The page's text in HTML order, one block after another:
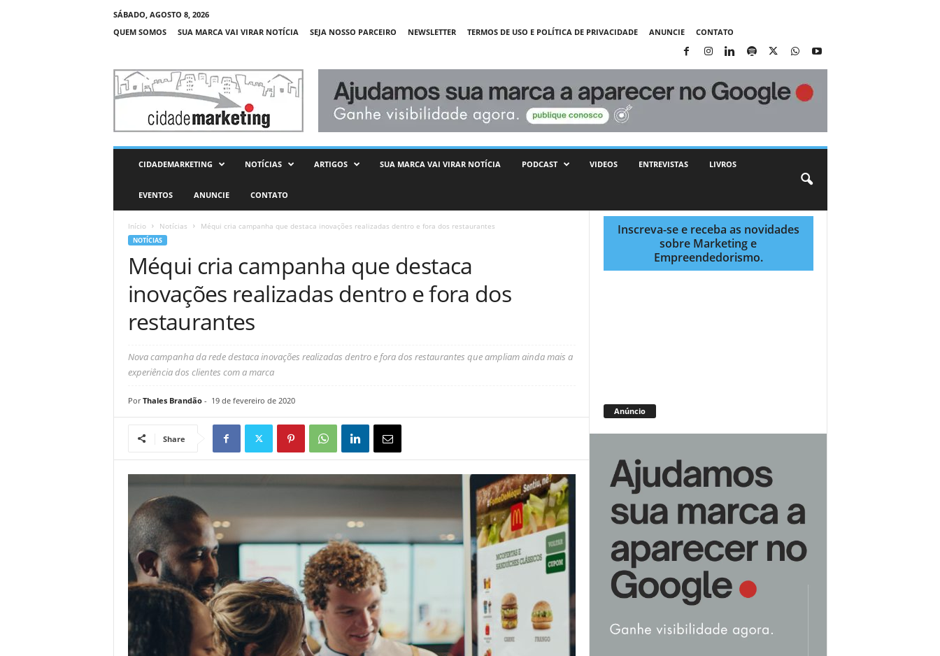
SÁBADO, AGOSTO 8, 2026
QUEM SOMOS
SUA MARCA VAI VIRAR NOTÍCIA SEJA NOSSO PARCEIRO NEWSLETTER TERMOS DE USO E POLÍTICA DE PRIVACIDADE ANUNCIE CONTATO
C
d
CIDADEMARKETING NOTÍCIAS ARTIGOS SUA MARCA VAI VIRAR NOTÍCIA PODCAST VIDEOS ENTREVISTAS LIVROS
EVENTOS ANUNCIE CONTATO
Início Notícias Méqui cria campanha que destaca inovações realizadas dentro e fora dos restaurantes
NOTÍCIAS
Méqui cria campanha que destaca
inovações realizadas dentro e fora dos
restaurantes
Nova campanha da rede destaca inovações realizadas dentro e fora dos restaurantes que ampliam ainda mais a
experiência dos clientes com a marca
Por Thales Brandão- 19 de fevereiro de 2020
Share
Inscreva-se e receba as novidades
sobre Marketing e
Empreendedorismo.
Anúncio